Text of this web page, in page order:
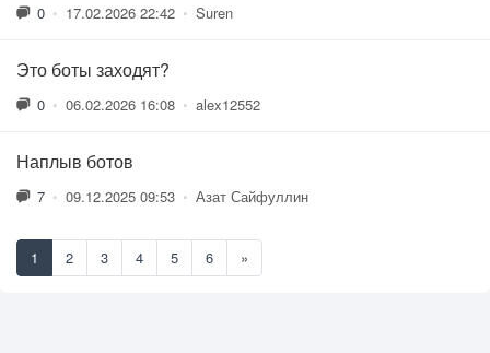
0 • 17.02.2026 22:42 • Suren
Это боты заходят?
0 • 06.02.2026 16:08 • alex12552
Наплыв ботов
7 • 09.12.2025 09:53 • Азат Сайфуллин
1 2 3 4 5 6 »